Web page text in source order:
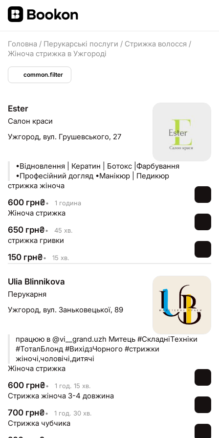
Головна / Перукарські послуги / Стрижка волосся /
Жіноча стрижка в Ужгороді
common.filter
Ester
Салон краси
Ужгород, вул. Грушевського, 27
•Відновлення | Кератин | Ботокс |Фарбування
•Професійний догляд •Манікюр | Педикюр
стрижка жіноча
600 грн₴• 1 година
Жіноча стрижка
650 грн₴• 45 хв.
стрижка гривки
150 грн₴• 15 хв.
Ulia Blinnikova
Перукарня
Ужгород, вул. Заньковецької, 89
працюю в @vi__grand.uzh Митець #СкладніТехніки
#ТоталБлонд #ВихідзЧорного #стрижки
жіночі,чоловічі,дитячі
Жіноча стрижка
600 грн₴• 1 год. 15 хв.
Стрижка жіноча 3-4 довжина
700 грн₴• 1 год. 30 хв.
Стрижка чубчика